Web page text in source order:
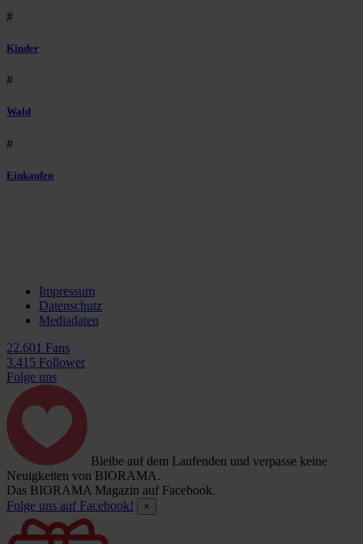
#
Kinder
#
Wald
#
Einkaufen
Impressum
Datenschutz
Mediadaten
22.601 Fans
3.415 Follower
Folge uns
Bleibe auf dem Laufenden und verpasse keine
Neuigkeiten von BIORAMA.
Das BIORAMA Magazin auf Facebook.
Folge uns auf Facebook!
×